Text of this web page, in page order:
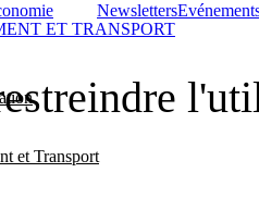
et Transport
Newsletters
ET TRANSPORT